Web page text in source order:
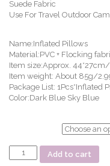
Suede Fabric
Use For Travel Outdoor
Name:Inflated Pillows
Material:PVC + Flocking
Item size:Approx. 44*27cm/
Item weight: About 85g/
Package List: 1Pcs*Inflated
Color:Dark Blue Sky Blue
หมอน
เป่า
Add to cart